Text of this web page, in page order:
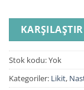
KARŞILAŞTIR
Stok kodu:Yok
Kategoriler: Likit,